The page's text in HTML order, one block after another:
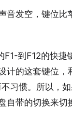
音发空，键位比
到F12的快
计的这套键位
习惯。所以，
自带的切换来切